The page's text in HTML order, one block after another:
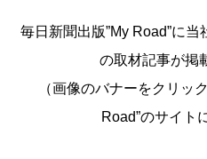
毎日新聞出版”My Road”に
の取材記事が掲
（画像のバナーをクリッ
Road”のサイト